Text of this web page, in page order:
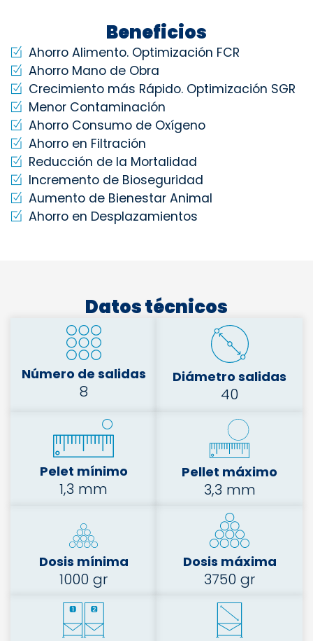
Beneficios
Ahorro Alimento. Optimización FCR
Ahorro Mano de Obra
Crecimiento más Rápido. Optimización SGR
Menor Contaminación
Ahorro Consumo de Oxígeno
Ahorro en Filtración
Reducción de la Mortalidad
Incremento de Bioseguridad
Aumento de Bienestar Animal
Ahorro en Desplazamientos
Datos técnicos
Número de salidas
8
Diámetro salidas
40
Pelet mínimo
1,3 mm
Pellet máximo
3,3 mm
Dosis mínima
1000 gr
Dosis máxima
3750 gr